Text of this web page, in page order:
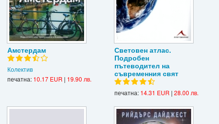
Контакти
Вход
Регистрация
Амстердам
Колектив
печатна: 10.17 EUR | 19.90 лв.
Световен атлас.
Подробен
пътеводител на
съвременния свят
печатна: 14.31 EUR | 28.00 лв.